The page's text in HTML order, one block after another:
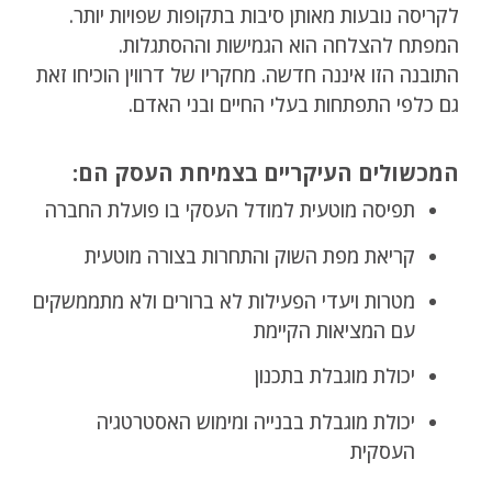
לקריסה נובעות מאותן סיבות בתקופות שפויות יותר.
המפתח להצלחה הוא הגמישות וההסתגלות.
התובנה הזו איננה חדשה. מחקריו של דרווין הוכיחו זאת
גם כלפי התפתחות בעלי החיים ובני האדם.
המכשולים העיקריים בצמיחת העסק הם:
תפיסה מוטעית למודל העסקי בו פועלת החברה
קריאת מפת השוק והתחרות בצורה מוטעית
מטרות ויעדי הפעילות לא ברורים ולא מתממשקים
עם המציאות הקיימת
יכולת מוגבלת בתכנון
יכולת מוגבלת בבנייה ומימוש האסטרטגיה
העסקית